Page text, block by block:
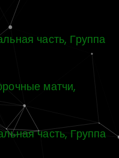
часть, Группа
матчи,
часть, Группа